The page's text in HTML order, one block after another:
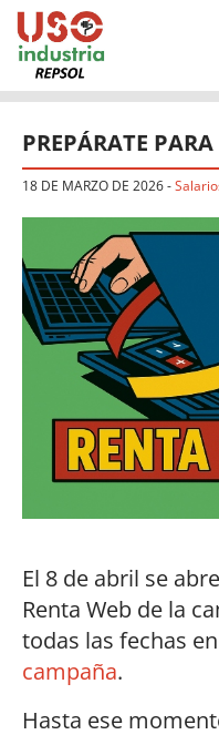
Skip to main content
PREPÁRATE
18 DE MARZO DE 2026-
El 8 de abril se
Renta Web de la
todas las fechas
campaña.
Hasta ese